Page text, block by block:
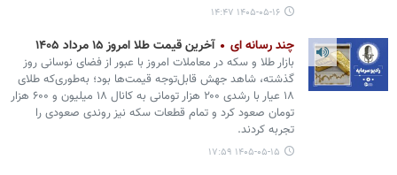
۱۴۰۵-۰۵-۱۶ ۱۴:۴۷
چند رسانه ای آخرین قیمت طلا امروز ۱۵ مرداد ۱۴۰۵
بازار طلا و سکه در معاملات امروز با عبور از فضای نوسانی روز
گذشته، شاهد جهش قابل‌توجه قیمت‌ها بود؛ به‌طوری‌که طلای
۱۸ عیار با رشدی ۲۰۰ هزار تومانی به کانال ۱۸ میلیون و ۶۰۰ هزار
تومان صعود کرد و تمام قطعات سکه نیز روندی صعودی را
تجربه کردند.
۱۴۰۵-۰۵-۱۵ ۱۷:۵۹